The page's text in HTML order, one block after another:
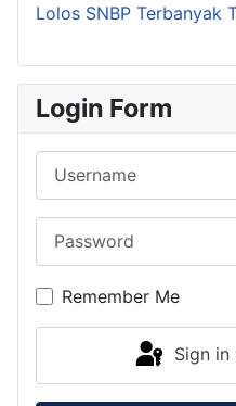
Lolos SNBP Terbanyak
Login Form
Remember Me
Sign